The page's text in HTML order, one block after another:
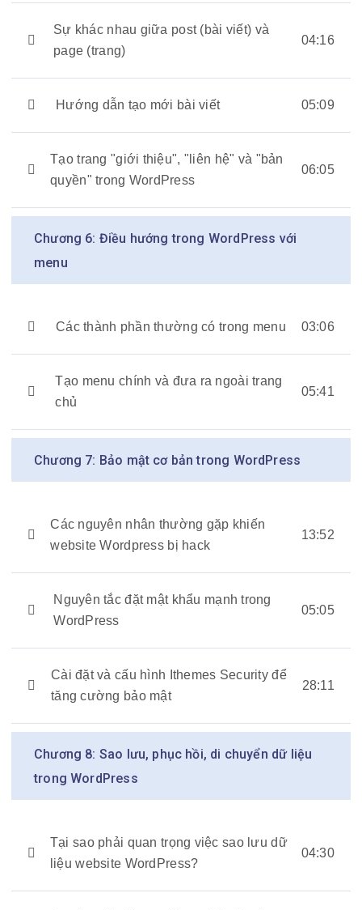
Sự khác nhau giữa post (bài viết) và
page (trang)
04:16
Hướng dẫn tạo mới bài viết 05:09
Tạo trang "giới thiệu", "liên hệ" và "bản
quyền" trong WordPress
06:05
Chương 6: Điều hướng trong WordPress với
menu
Các thành phần thường có trong menu 03:06
Tạo menu chính và đưa ra ngoài trang
chủ
05:41
Chương 7: Bảo mật cơ bản trong WordPress
Các nguyên nhân thường gặp khiến
website Wordpress bị hack
13:52
Nguyên tắc đặt mật khẩu mạnh trong
WordPress
05:05
Cài đặt và cấu hình Ithemes Security để
tăng cường bảo mật
28:11
Chương 8: Sao lưu, phục hồi, di chuyển dữ liệu
trong WordPress
Tại sao phải quan trọng việc sao lưu dữ
liệu website WordPress?
04:30